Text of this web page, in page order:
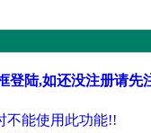
登陆,如还没注册请先
不能使用此功能!!